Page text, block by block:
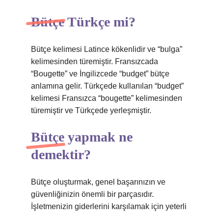
Bütçe Türkçe mi?
Bütçe kelimesi Latince kökenlidir ve “bulga”
kelimesinden türemiştir. Fransızcada
“Bougette” ve İngilizcede “budget” bütçe
anlamına gelir. Türkçede kullanılan “budget”
kelimesi Fransızca “bougette” kelimesinden
türemiştir ve Türkçede yerleşmiştir.
Bütçe yapmak ne
demektir?
Bütçe oluşturmak, genel başarınızın ve
güvenliğinizin önemli bir parçasıdır.
İşletmenizin giderlerini karşılamak için yeterli